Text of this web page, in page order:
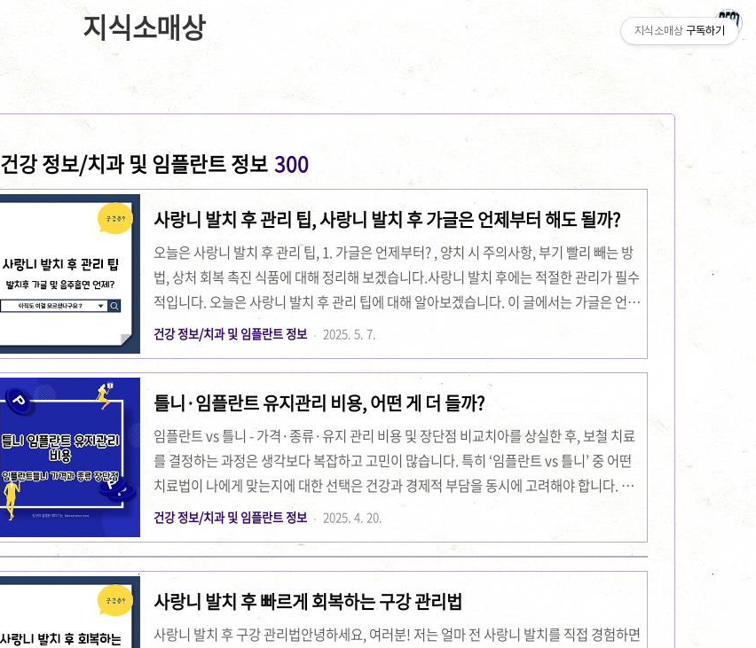
지식소매상
건강 정보/치과 및 임플란트 정보 300
사랑니 발치 후 관리 팁, 사랑니 발치 후 가글은 언제부터 해도 될까?
오늘은 사랑니 발치 후 관리 팁, 1. 가글은 언제부터? , 양치 시 주의사항, 부기 빨리 빼는 방
법, 상처 회복 촉진 식품에 대해 정리해 보겠습니다.사랑니 발치 후에는 적절한 관리가 필수
적입니다. 오늘은 사랑니 발치 후 관리 팁에 대해 알아보겠습니다. 이 글에서는 가글은 언제
부터 시작해야 하는지, 양치 시 주의사항, 부기를 빨리 빼는 방법, 그리고 상처 회복을 촉진
가글 사용은 매우 중요한 관리 요소입니다. 일반적으로 발치 후 24시간이 지난 후부터 가글
을 시작하는 것이 좋습니다. 처음 24시간은 상처가 치유되는 중요한 시간이기 때문에 자극
을 주지 않는 것이 중요합니다. 이 기간 동안은 물이나 소금물로 입안을 헹구..
건강 정보/치과 및 임플란트 정보 2025. 5. 7.
틀니·임플란트 유지관리 비용, 어떤 게 더 들까?
임플란트 vs 틀니 - 가격·종류·유지 관리 비용 및 장단점 비교치아를 상실한 후, 보철 치료
를 결정하는 과정은 생각보다 복잡하고 고민이 많습니다. 특히 ‘임플란트 vs 틀니’ 중 어떤
치료법이 나에게 맞는지에 대한 선택은 건강과 경제적 부담을 동시에 고려해야 합니다. 이
글에서는 임플란트와 틀니의 가격, 종류, 장단점은 물론, 장기적인 만족도와 유지관리 측면
택할 수 있도록 실제 사례와 최신 정보 기반으로 정리하였습니다. 임플란트와 틀니 기본비
격, 유지관리비, 종류, 장단점까지 완벽 비교하여 현명한 선택을 도와드립니다...
건강 정보/치과 및 임플란트 정보 2025. 4. 20.
사랑니 발치 후 빠르게 회복하는 구강 관리법
사랑니 발치 후 구강 관리법안녕하세요, 여러분! 저는 얼마 전 사랑니 발치를 직접 경험하면
지식소매상 구독하기